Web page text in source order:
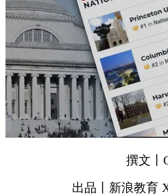
撰文丨
出品丨新浪教育 X